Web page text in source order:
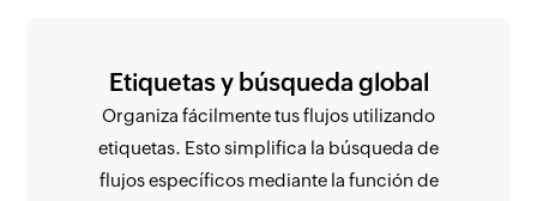
Etiquetas y búsqueda global
Organiza fácilmente tus flujos utilizando
etiquetas. Esto simplifica la búsqueda de
flujos específicos mediante la función de